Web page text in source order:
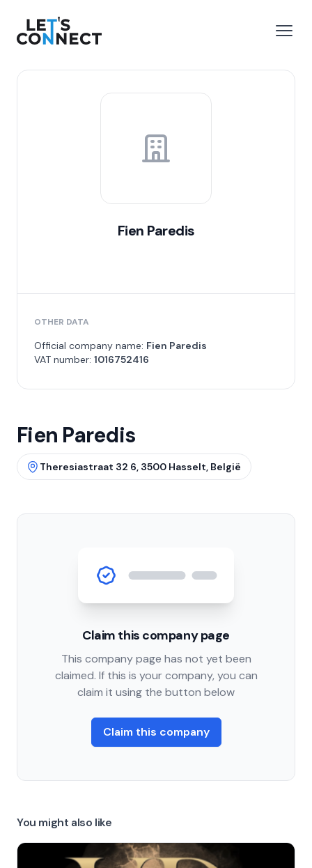
Let's Connect
Fien Paredis
OTHER DATA
Official company name: Fien Paredis
VAT number: 1016752416
Fien Paredis
Theresiastraat 32 6, 3500 Hasselt, België
Claim this company page
This company page has not yet been
claimed. If this is your company, you can
claim it using the button below
Claim this company
You might also like